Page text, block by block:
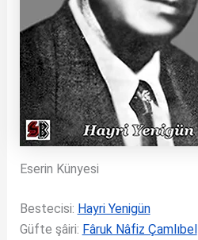
Eserin Künyesi
Bestecisi: Hayri Yenigün
Güfte şâiri: Fâruk Nâfiz Çamlıbel